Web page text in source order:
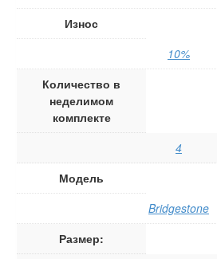
Износ
10%
Количество в
неделимом
комплекте
4
Модель
Bridgestone
Размер: